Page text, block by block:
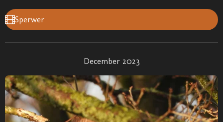
Sperwer
December 2023